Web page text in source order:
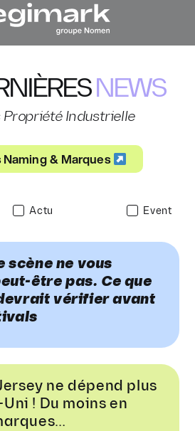
NEWS
Industrielle
& Marques
Actu Event
scène ne vous
être pas. Ce que
vérifier avant
ne dépend plus
! Du moins en